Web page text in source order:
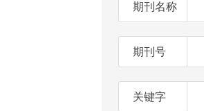
期刊名称
期刊号
关键字